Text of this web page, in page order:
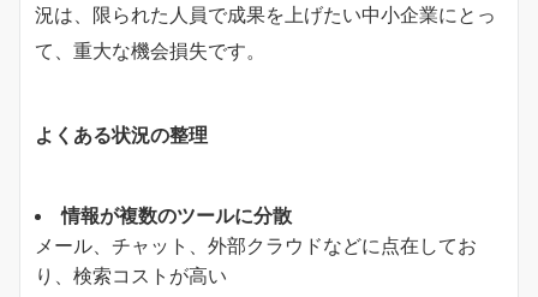
況は、限られた人員で成果を上げたい中小企業にとっ
て、重大な機会損失です。
よくある状況の整理
情報が複数のツールに分散
メール、チャット、外部クラウドなどに点在してお
り、検索コストが高い